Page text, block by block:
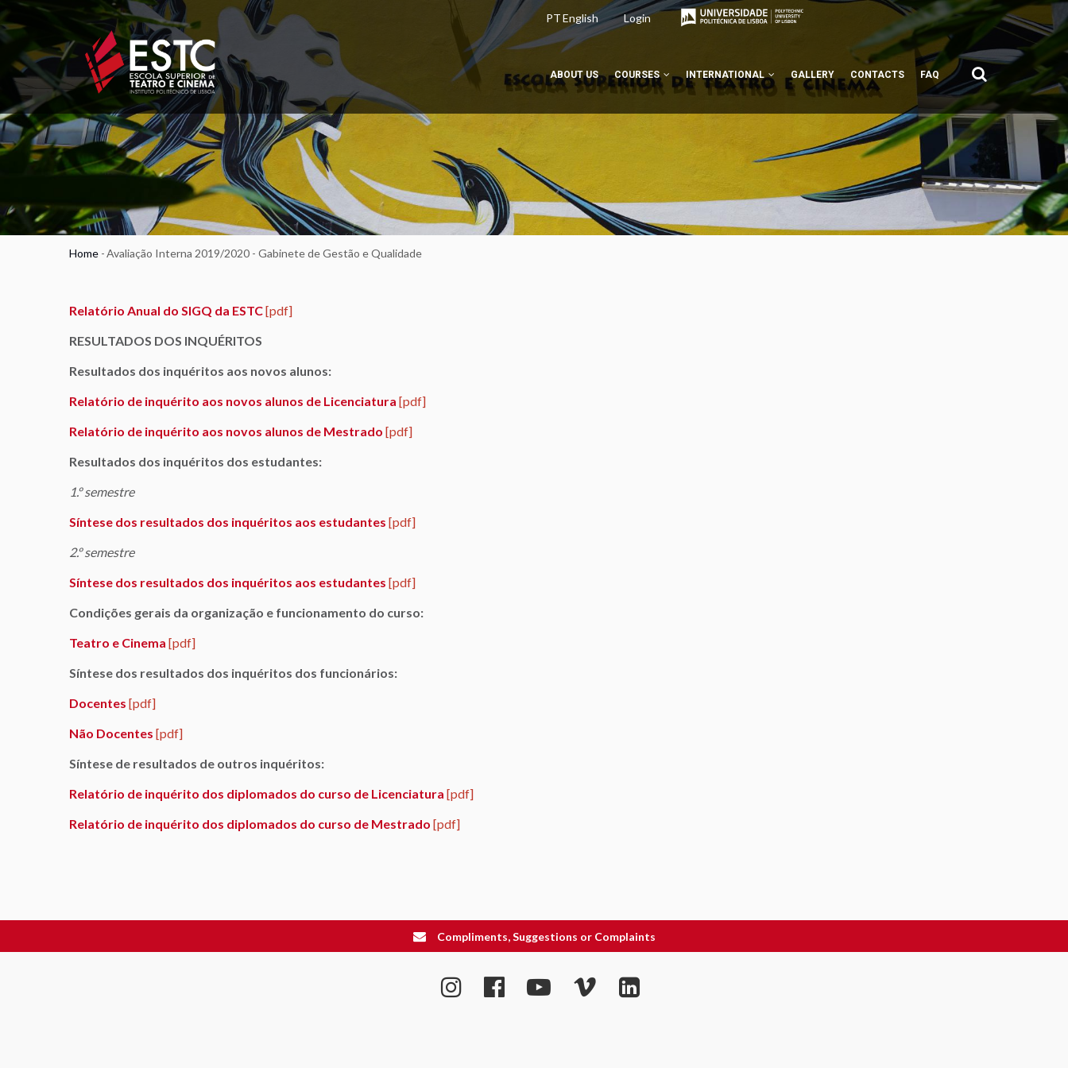
Skip
to
content
PTEnglish Login
ABOUT US COURSES INTERNATIONAL GALLERY CONTACTS FAQ
Breadcrumb
Home -Avaliação Interna 2019/2020 - Gabinete de Gestão e Qualidade
Relatório Anual do SIGQ da ESTC[pdf]
RESULTADOS DOS INQUÉRITOS
Resultados dos inquéritos aos novos alunos:
Relatório de inquérito aos novos alunos de Licenciatura [pdf]
Relatório de inquérito aos novos alunos de Mestrado [pdf]
Resultados dos inquéritos dos estudantes:
1.º semestre
Síntese dos resultados dos inquéritos aos estudantes [pdf]
2.º semestre
Síntese dos resultados dos inquéritos aos estudantes [pdf]
Condições gerais da organização e funcionamento do curso:
Teatro e Cinema [pdf]
Síntese dos resultados dos inquéritos dos funcionários:
Docentes [pdf]
Não Docentes [pdf]
Síntese de resultados de outros inquéritos:
Relatório de inquérito dos diplomados do curso de Licenciatura [pdf]
Relatório de inquérito dos diplomados do curso de Mestrado [pdf]
Compliments, Suggestions or Complaints